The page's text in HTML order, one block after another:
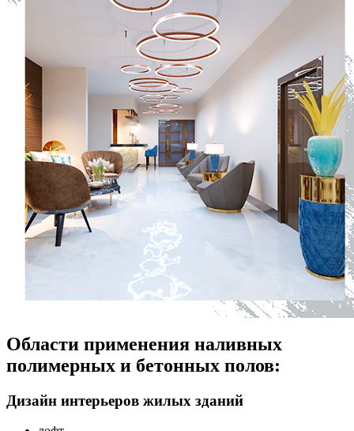
Области применения наливных
полимерных и бетонных полов:
Дизайн интерьеров жилых зданий